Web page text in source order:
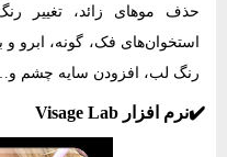
حذف موهای زائد، تغییر
استخوان‌های فک، گونه، ابرو
رنگ لب، افزودن سایه‌ چشم و…
✔️نرم‌ افزار Visage Lab